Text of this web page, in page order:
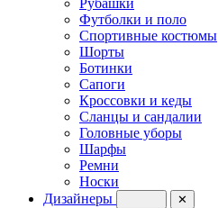
Рубашки
Футболки и поло
Спортивные костюмы
Шорты
Ботинки
Сапоги
Кроссовки и кеды
Сланцы и сандалии
Головные уборы
Шарфы
Ремни
Носки
Дизайнеры
✕